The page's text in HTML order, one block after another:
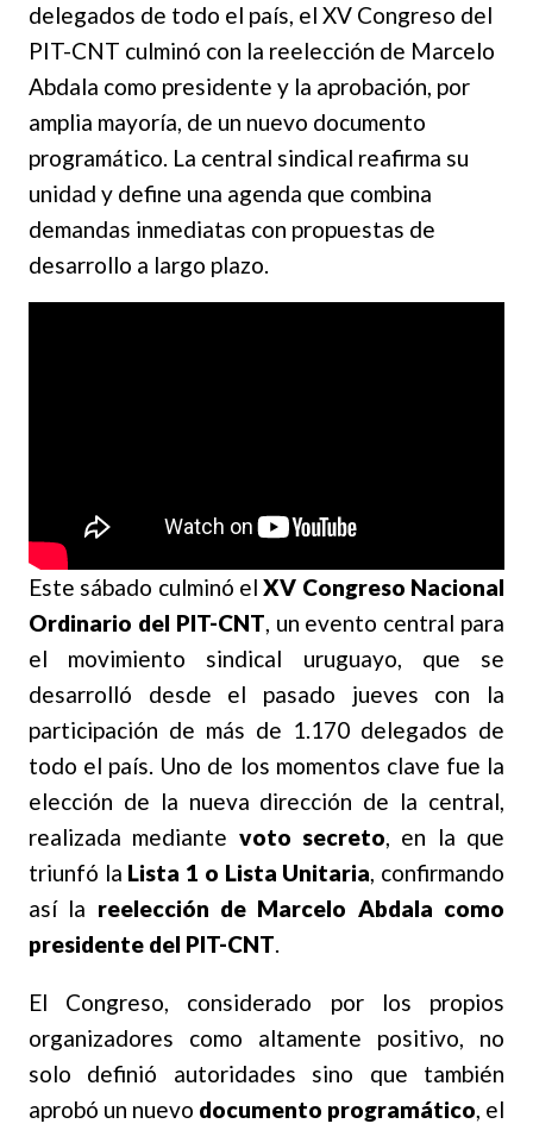
delegados de todo el país, el XV Congreso del
PIT-CNT culminó con la reelección de Marcelo
Abdala como presidente y la aprobación, por
amplia mayoría, de un nuevo documento
programático. La central sindical reafirma su
unidad y define una agenda que combina
demandas inmediatas con propuestas de
desarrollo a largo plazo.
Este sábado culminó elXV Congreso Nacional
Ordinario del PIT-CNT, un evento central para
el movimiento sindical uruguayo, que se
desarrolló desde el pasado jueves con la
participación de más de 1.170 delegados de
todo el país. Uno de los momentos clave fue la
elección de la nueva dirección de la central,
realizada mediante voto secreto, en la que
triunfó la Lista 1 o Lista Unitaria, confirmando
así la reelección de Marcelo Abdala como
presidente del PIT-CNT.
El Congreso, considerado por los propios
organizadores como altamente positivo, no
solo definió autoridades sino que también
aprobó un nuevo documento programático, el